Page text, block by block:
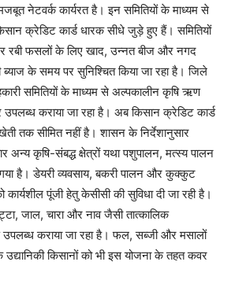
नेटवर्क कार्यरत है। इन समितियों के माध्यम से
क्रेडिट कार्ड धारक सीधे जुड़े हुए हैं। समितियों
रबी फसलों के लिए खाद, उन्नत बीज और नगद
के समय पर सुनिश्चित किया जा रहा है। जिले
समितियों के माध्यम से अल्पकालीन कृषि ऋण
कराया जा रहा है। अब किसान क्रेडिट कार्ड
तक सीमित नहीं है। शासन के निर्देशानुसार
अन्य कृषि-संबद्ध क्षेत्रों यथा पशुपालन, मत्स्य पालन
गया है। डेयरी व्यवसाय, बकरी पालन और कुक्कुट
पूंजी हेतु केसीसी की सुविधा दी जा रही है।
जाल, चारा और नाव जैसी तात्कालिक
कराया जा रहा है। फल, सब्जी और मसालों
किसानों को भी इस योजना के तहत कवर